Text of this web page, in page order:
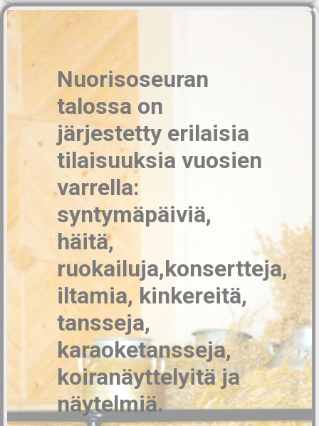
Nuorisoseuran
talossa on
järjestetty erilaisia
tilaisuuksia vuosien
varrella:
syntymäpäiviä,
häitä,
ruokailuja,konsertteja,
iltamia, kinkereitä,
tansseja,
karaoketansseja,
koiranäyttelyitä ja
näytelmiä.